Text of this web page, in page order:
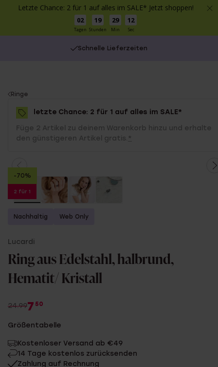
Letzte Chance: 2 für 1 auf alles im SALE* Jetzt shoppen!
02
Tagen
19
Stunden
29
Min
12
Sec
Schnelle Lieferzeiten
You
are
here:
Ringe
letzte Chance: 2 für 1 auf alles im SALE*
Füge 2 Artikel zu deinem Warenkorb hinzu und erhalte
den günstigeren Artikel gratis. *
-70%
2 für 1
Nachhaltig Web Only
Lucardi
Ring aus Edelstahl, halbrund,
Hematit/ Kristall
24.997 50
Größentabelle
Kostenloser Versand ab €49
14 Tage kostenlos zurücksenden
Zahlung auf Rechnung